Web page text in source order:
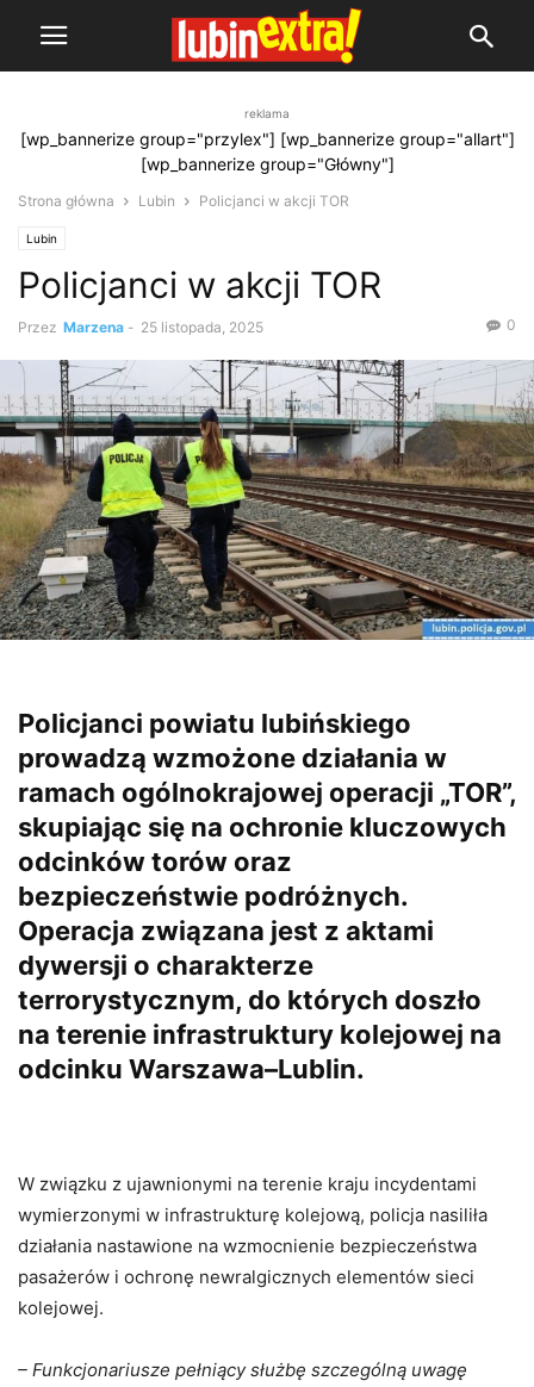
reklama
[wp_bannerize group="przylex"] [wp_bannerize group="allart"]
[wp_bannerize group="Główny"]
Strona główna Lubin Policjanci w akcji TOR
Lubin
Policjanci w akcji TOR
Przez Marzena - 25 listopada, 2025 0
Policjanci powiatu lubińskiego
prowadzą wzmożone działania w
ramach ogólnokrajowej operacji „TOR”,
skupiając się na ochronie kluczowych
odcinków torów oraz
bezpieczeństwie podróżnych.
Operacja związana jest z aktami
dywersji o charakterze
terrorystycznym, do których doszło
na terenie infrastruktury kolejowej na
odcinku Warszawa–Lublin.
W związku z ujawnionymi na terenie kraju incydentami
wymierzonymi w infrastrukturę kolejową, policja nasiliła
działania nastawione na wzmocnienie bezpieczeństwa
pasażerów i ochronę newralgicznych elementów sieci
kolejowej.
– Funkcjonariusze pełniący służbę szczególną uwagę